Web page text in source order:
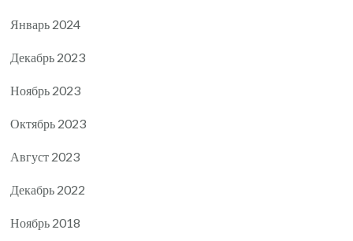
Январь 2024
Декабрь 2023
Ноябрь 2023
Октябрь 2023
Август 2023
Декабрь 2022
Ноябрь 2018